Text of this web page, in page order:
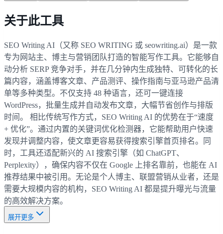
关于此工具
SEO Writing AI（又称 SEO WRITING 或 seowriting.ai）是一款
专为网站主、博主与营销团队打造的智能写作工具。它能够自
动分析 SERP 竞争对手，并在几分钟内生成独特、可转化的长
篇内容，涵盖博客文章、产品测评、操作指南与亚马逊产品清
单等多种类型。不仅支持 48 种语言，还可一键连接
WordPress，批量生成并自动发布文章，大幅节省创作与排版
时间。 相比传统写作方式，SEO Writing AI 的优势在于“速度
+ 优化”。通过内置的关键词优化检测器，它能帮助用户快速
发现并调整内容，使文章更容易获得搜索引擎首页排名。同
时，工具还适配新兴的 AI 搜索引擎（如 ChatGPT、
Perplexity），确保内容不仅在 Google 上排名靠前，也能在 AI
推荐结果中被引用。无论是个人博主、联盟营销从业者，还是
需要大规模内容的机构，SEO Writing AI 都是提升曝光与流量
的高效解决方案。
展开更多